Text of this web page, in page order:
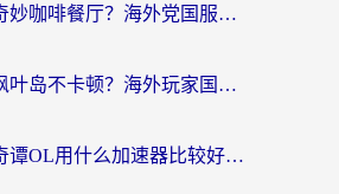
丹麦怎么玩奇妙咖啡餐厅？海外党国服游戏加速全攻略（附灌篮高手元气骑士实测）
巴西怎么玩枫叶岛不卡顿？海外玩家国服游戏加速器终极指南（含战双野兽领主提速秘籍）
英国玩古剑奇谭OL用什么加速器比较好？留学生亲测有效的国服游戏加速指南